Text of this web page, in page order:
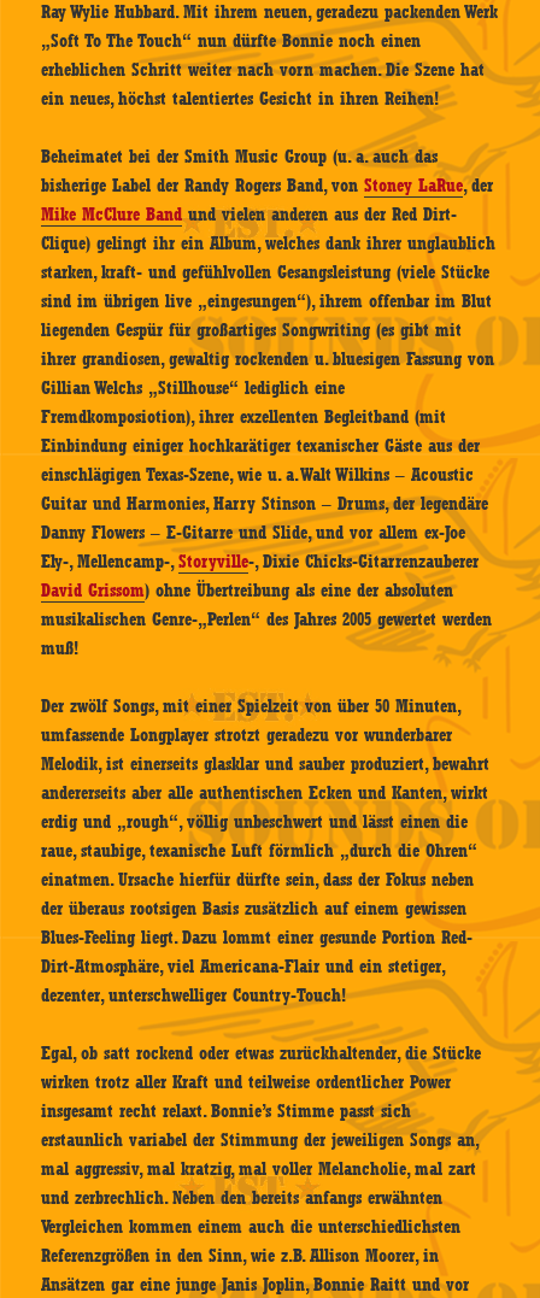
Ray Wylie Hubbard. Mit ihrem neuen, geradezu packenden Werk
„Soft To The Touch“ nun dürfte Bonnie noch einen
erheblichen Schritt weiter nach vorn machen. Die Szene hat
ein neues, höchst talentiertes Gesicht in ihren Reihen!
Beheimatet bei der Smith Music Group (u. a. auch das
bisherige Label der Randy Rogers Band, vonStoney LaRue, der
Mike McClure Bandund vielen anderen aus der Red Dirt-
Clique) gelingt ihr ein Album, welches dank ihrer unglaublich
starken, kraft- und gefühlvollen Gesangsleistung (viele Stücke
sind im übrigen live „eingesungen“), ihrem offenbar im Blut
liegenden Gespür für großartiges Songwriting (es gibt mit
ihrer grandiosen, gewaltig rockenden u. bluesigen Fassung von
Gillian Welchs „Stillhouse“ lediglich eine
Fremdkomposiotion), ihrer exzellenten Begleitband (mit
Einbindung einiger hochkarätiger texanischer Gäste aus der
einschlägigen Texas-Szene, wie u. a. Walt Wilkins – Acoustic
Guitar und Harmonies, Harry Stinson – Drums, der legendäre
Danny Flowers – E-Gitarre und Slide, und vor allem ex-Joe
Ely-, Mellencamp-,Storyville-, Dixie Chicks-Gitarrenzauberer
David Grissom) ohne Übertreibung als eine der absoluten
musikalischen Genre-„Perlen“ des Jahres 2005 gewertet werden
muß!
Der zwölf Songs, mit einer Spielzeit von über 50 Minuten,
umfassende Longplayer strotzt geradezu vor wunderbarer
Melodik, ist einerseits glasklar und sauber produziert, bewahrt
andererseits aber alle authentischen Ecken und Kanten, wirkt
erdig und „rough“, völlig unbeschwert und lässt einen die
raue, staubige, texanische Luft förmlich „durch die Ohren“
einatmen. Ursache hierfür dürfte sein, dass der Fokus neben
der überaus rootsigen Basis zusätzlich auf einem gewissen
Blues-Feeling liegt. Dazu lommt einer gesunde Portion Red-
Dirt-Atmosphäre, viel Americana-Flair und ein stetiger,
dezenter, unterschwelliger Country-Touch!
Egal, ob satt rockend oder etwas zurückhaltender, die Stücke
wirken trotz aller Kraft und teilweise ordentlicher Power
insgesamt recht relaxt. Bonnie’s Stimme passt sich
erstaunlich variabel der Stimmung der jeweiligen Songs an,
mal aggressiv, mal kratzig, mal voller Melancholie, mal zart
und zerbrechlich. Neben den bereits anfangs erwähnten
Vergleichen kommen einem auch die unterschiedlichsten
Referenzgrößen in den Sinn, wie z.B. Allison Moorer, in
Ansätzen gar eine junge Janis Joplin, Bonnie Raitt und vor